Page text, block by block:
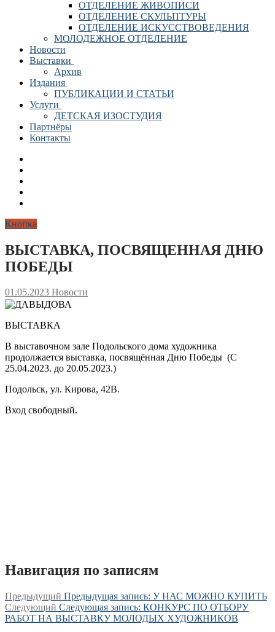
ОТДЕЛЕНИЕ ЖИВОПИСИ
ОТДЕЛЕНИЕ СКУЛЬПТУРЫ
ОТДЕЛЕНИЕ ИСКУССТВОВЕДЕНИЯ
МОЛОДЕЖНОЕ ОТДЕЛЕНИЕ
Новости
Выставки
Архив
Издания
ПУБЛИКАЦИИ И СТАТЬИ
Услуги
ДЕТСКАЯ ИЗОСТУДИЯ
Партнёры
Контакты
Кнопка
ВЫСТАВКА, ПОСВЯЩЕННАЯ ДНЮ
ПОБЕДЫ
01.05.2023 Новости
ВЫСТАВКА
В выставочном зале Подольского дома художника
продолжается выставка, посвящённая Дню Победы (С
25.04.2023. до 20.05.2023.)
Подольск, ул. Кирова, 42В.
Вход свободный.
Навигация по записям
Предыдущий Предыдущая запись: У НАС МОЖНО КУПИТЬ
Следующий Следующая запись: КОНКУРС ПО ОТБОРУ
РАБОТ НА ВЫСТАВКУ МОЛОДЫХ ХУДОЖНИКОВ